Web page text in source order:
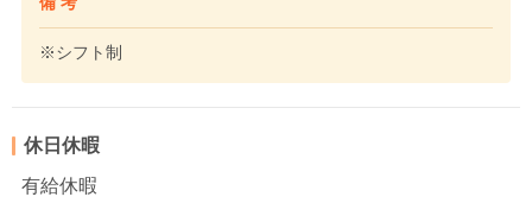
※シフト制
休日休暇
有給休暇